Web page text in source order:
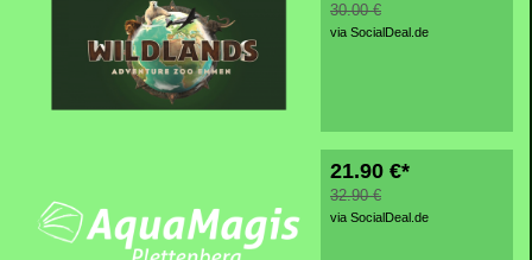
30.00 €
via SocialDeal.de
21.90 €*
32.90 €
via SocialDeal.de